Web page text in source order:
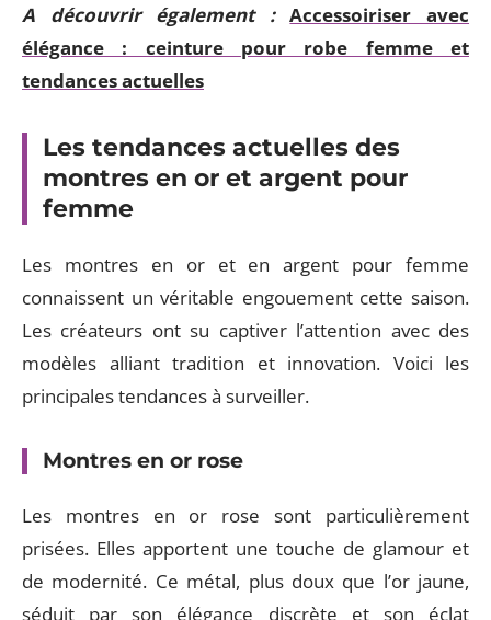
A découvrir également : Accessoiriser avec
élégance : ceinture pour robe femme et
tendances actuelles
Les tendances actuelles des
montres en or et argent pour
femme
Les montres en or et en argent pour femme
connaissent un véritable engouement cette saison.
Les créateurs ont su captiver l’attention avec des
modèles alliant tradition et innovation. Voici les
principales tendances à surveiller.
Montres en or rose
Les montres en or rose sont particulièrement
prisées. Elles apportent une touche de glamour et
de modernité. Ce métal, plus doux que l’or jaune,
séduit par son élégance discrète et son éclat